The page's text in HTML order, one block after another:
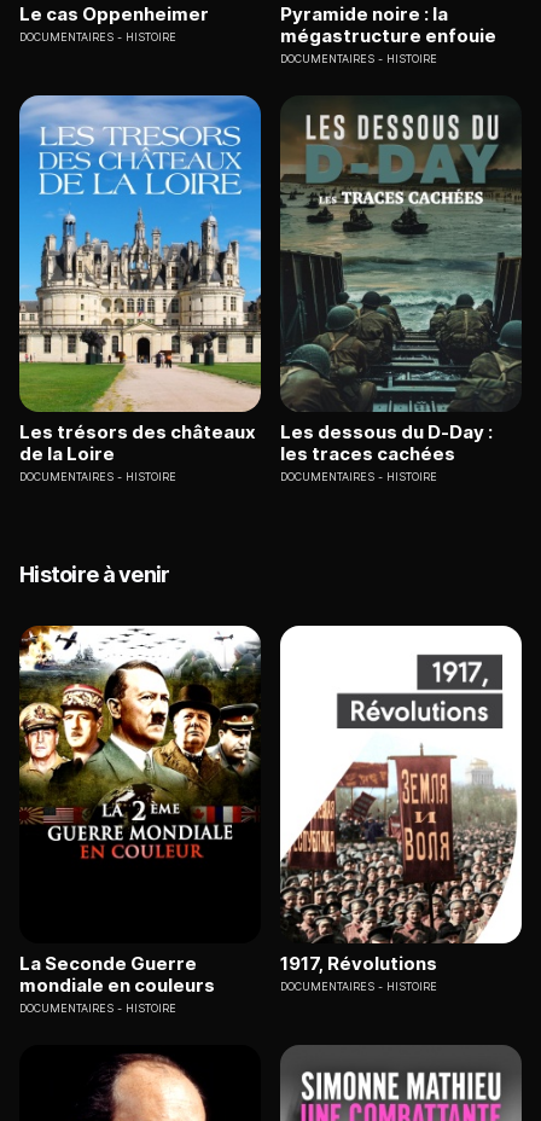
Le cas Oppenheimer
DOCUMENTAIRES HISTOIRE
Pyramide noire : la
mégastructure enfouie
DOCUMENTAIRES HISTOIRE
Les trésors des châteaux
de la Loire
DOCUMENTAIRES HISTOIRE
Les dessous du D-Day :
les traces cachées
DOCUMENTAIRES HISTOIRE
Histoire à venir
La Seconde Guerre
mondiale en couleurs
DOCUMENTAIRES HISTOIRE
1917, Révolutions
DOCUMENTAIRES HISTOIRE